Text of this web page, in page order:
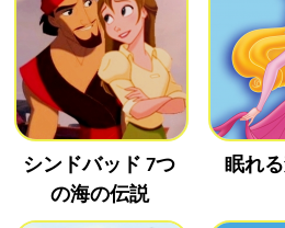
シンドバッド 7つ
の海の伝説
眠れ